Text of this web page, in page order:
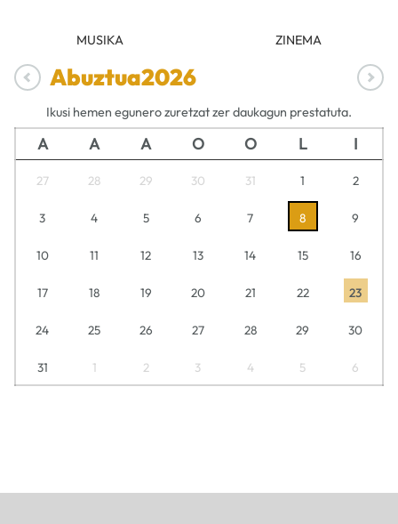
MUSIKA ZINEMA
Abuztua2026
Ikusi hemen egunero zuretzat zer daukagun prestatuta.
A A A O O L I
27 28 29 30 31 1 2
3 4 5 6 7 8 9
10 11 12 13 14 15 16
17 18 19 20 21 22 23
24 25 26 27 28 29 30
31 1 2 3 4 5 6